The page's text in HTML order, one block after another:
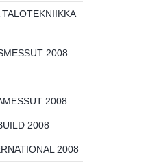
2008
2008
2008
2008